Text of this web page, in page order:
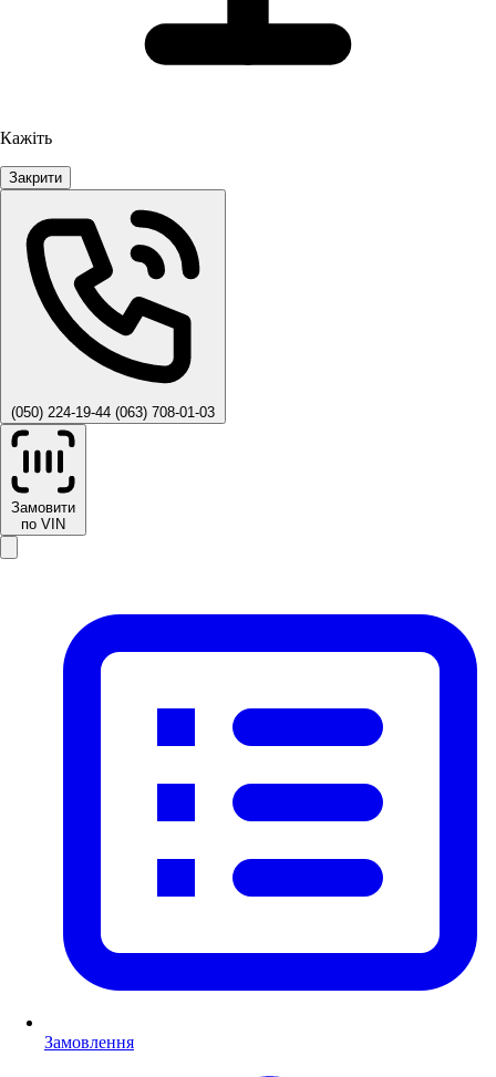
Кажіть
Закрити
(050) 224-19-44 (063) 708-01-03
Замовити
по VIN
Замовлення